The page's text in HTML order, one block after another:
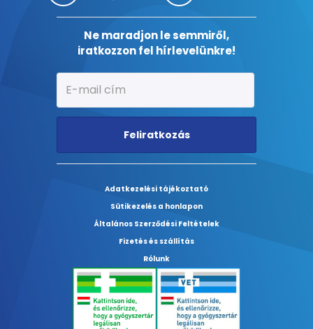
Ne maradjon le semmiről,
iratkozzon fel hírlevelünkre!
Feliratkozás
Adatkezelési tájékoztató
Sütikezelés a honlapon
Általános Szerződési Feltételek
Fizetés és szállítás
Rólunk